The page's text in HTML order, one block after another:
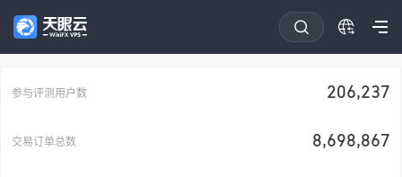
参与评测用户数 206,237
交易订单总数 8,698,867